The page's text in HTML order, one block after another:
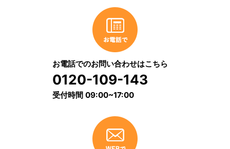
お電話でのお問い合わせはこちら
0120-109-143
受付時間 09:00~17:00